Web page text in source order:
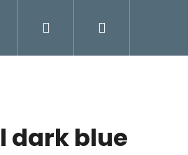
Moje objednávka
Přihlášení
dark blue